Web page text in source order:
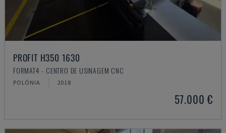
PROFIT H350 1630
FORMAT4 - CENTRO DE USINAGEM CNC
POLÓNIA 2018
57.000 €